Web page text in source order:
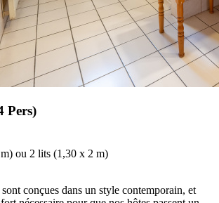
Pers)
ou 2 lits (1,30 x 2 m)
conçues dans un style contemporain, et